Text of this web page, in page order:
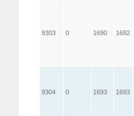
9303 0 1690 1692
9304 0 1693 1693